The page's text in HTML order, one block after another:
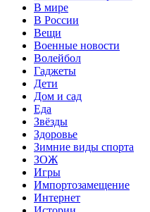
В мире
В России
Вещи
Военные новости
Волейбол
Гаджеты
Дети
Дом и сад
Еда
Звёзды
Здоровье
Зимние виды спорта
ЗОЖ
Игры
Импортозамещение
Интернет